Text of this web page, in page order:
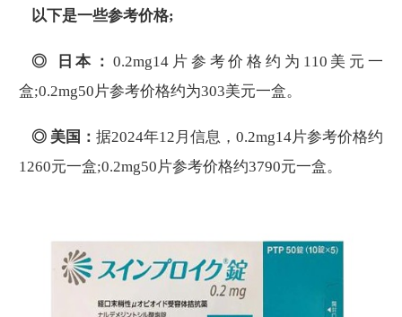
以下是一些参考价格;
◎ 日本 ：0.2mg14片参考价格约为110美元一
盒;0.2mg50片参考价格约为303美元一盒。
◎ 美国 ： 据2024年12月信息，0.2mg14片参考价格约
1260元一盒;0.2mg50片参考价格约3790元一盒。